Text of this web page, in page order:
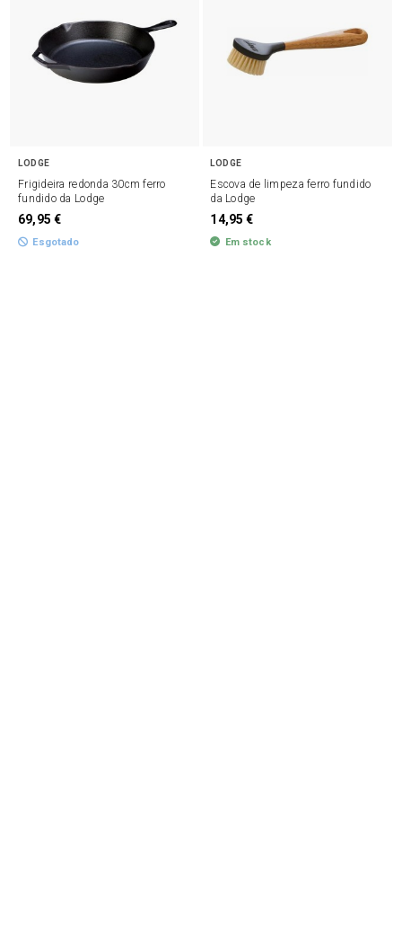
LODGE
Frigideira redonda 30cm ferro
fundido da Lodge
69,95 €
Esgotado
LODGE
Escova de limpeza ferro fundido
da Lodge
14,95 €
Em stock